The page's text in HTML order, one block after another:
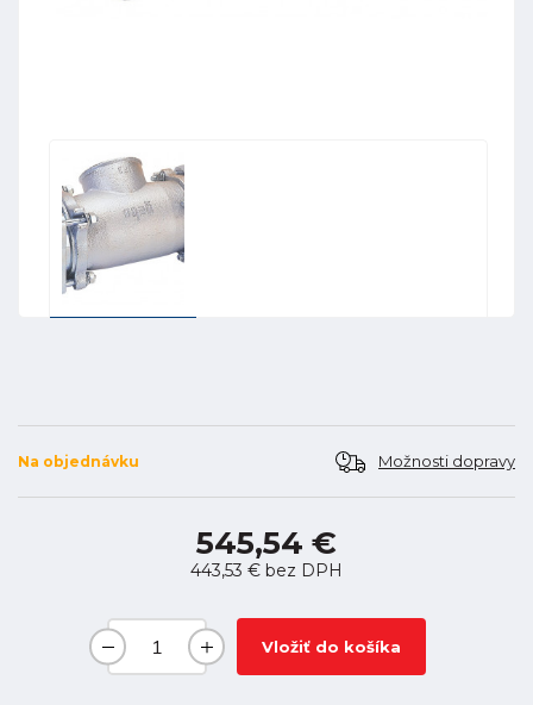
Na objednávku Možnosti dopravy
545,54 €
443,53 € bez DPH
Vložiť do košíka